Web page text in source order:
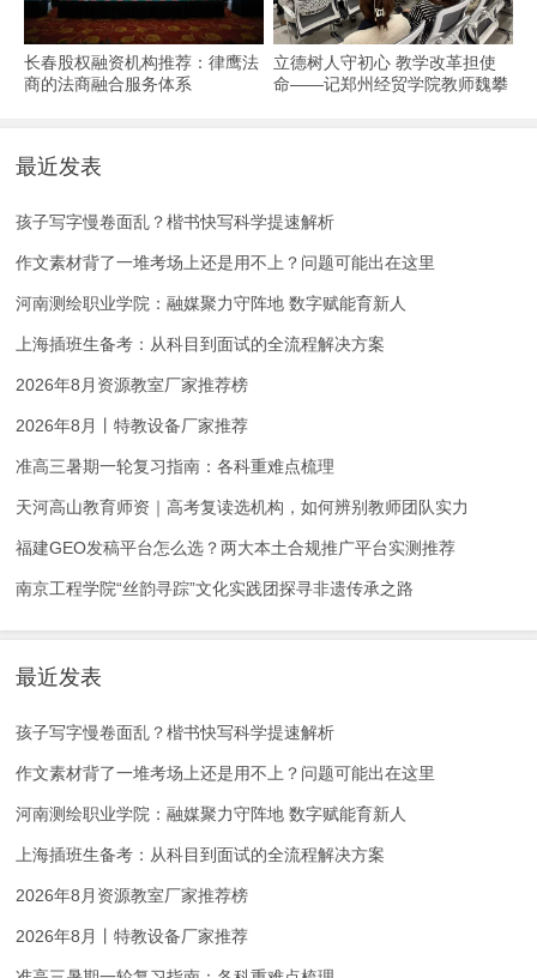
长春股权融资机构推荐：律鹰法
商的法商融合服务体系
立德树人守初心 教学改革担使
命——记郑州经贸学院教师魏攀
最近发表
孩子写字慢卷面乱？楷书快写科学提速解析
作文素材背了一堆考场上还是用不上？问题可能出在这里
河南测绘职业学院：融媒聚力守阵地 数字赋能育新人
上海插班生备考：从科目到面试的全流程解决方案
2026年8月资源教室厂家推荐榜
2026年8月丨特教设备厂家推荐
准高三暑期一轮复习指南：各科重难点梳理
天河高山教育师资｜高考复读选机构，如何辨别教师团队实力
福建GEO发稿平台怎么选？两大本土合规推广平台实测推荐
南京工程学院“丝韵寻踪”文化实践团探寻非遗传承之路
最近发表
孩子写字慢卷面乱？楷书快写科学提速解析
作文素材背了一堆考场上还是用不上？问题可能出在这里
河南测绘职业学院：融媒聚力守阵地 数字赋能育新人
上海插班生备考：从科目到面试的全流程解决方案
2026年8月资源教室厂家推荐榜
2026年8月丨特教设备厂家推荐